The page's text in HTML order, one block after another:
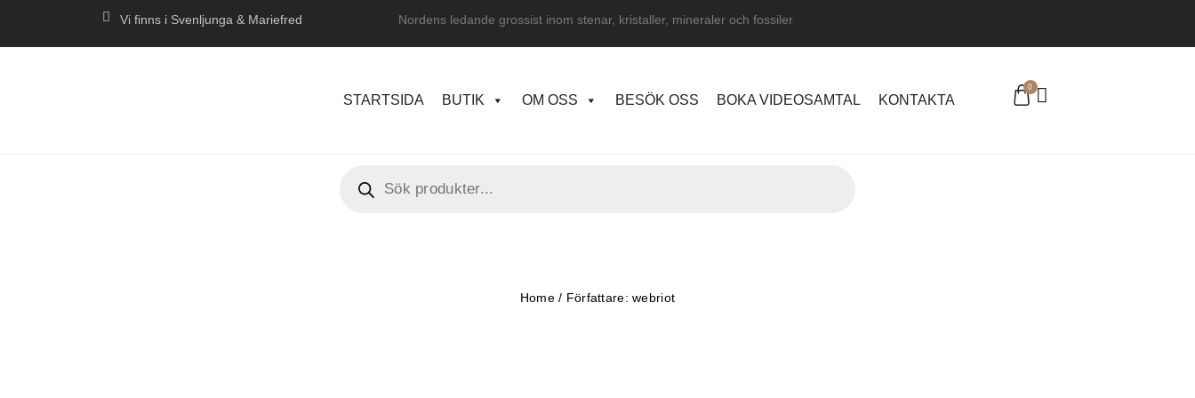
Vi finns i Svenljunga & Mariefred Nordens ledande grossist inom stenar, kristaller, mineraler och fossiler
STARTSIDA BUTIK OM OSS BESÖK OSS BOKA VIDEOSAMTAL KONTAKTA
0
Home / Författare: webriot